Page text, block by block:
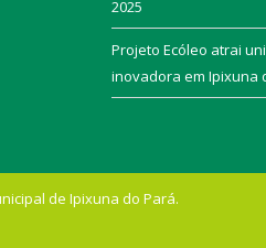
2025
Projeto Ecóleo atrai
inovadora em Ipixuna
de Ipixuna do Pará.